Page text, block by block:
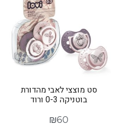
סט מוצצי לאבי מהדורת
בוטניקה 0-3 ורוד
₪60